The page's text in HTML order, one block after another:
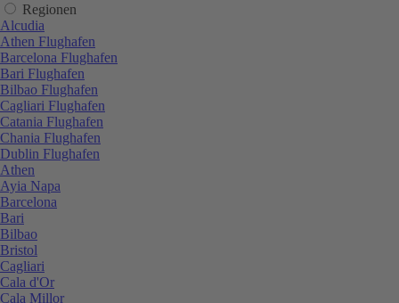
Regionen
Alcudia
Athen Flughafen
Barcelona Flughafen
Bari Flughafen
Bilbao Flughafen
Cagliari Flughafen
Catania Flughafen
Chania Flughafen
Dublin Flughafen
Athen
Ayia Napa
Barcelona
Bari
Bilbao
Bristol
Cagliari
Cala d'Or
Cala Millor